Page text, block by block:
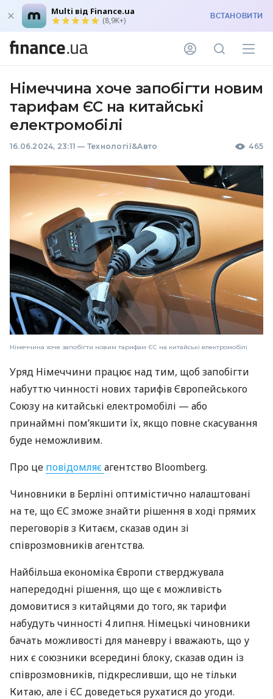
Multi від Finance.ua
(8,9K+) ВСТАНОВИТИ
Німеччина хоче запобігти новим
тарифам ЄС на китайські
електромобілі
16.06.2024, 23:11 — Технології&Авто 465
Німеччина хоче запобігти новим тарифам ЄС на китайські електромобілі
Уряд Німеччини працює над тим, щоб запобігти
набуттю чинності нових тарифів Європейського
Союзу на китайські електромобілі — або
принаймні пом’якшити їх, якщо повне скасування
буде неможливим.
Про це повідомляєагентство Bloomberg.
Чиновники в Берліні оптимістично налаштовані
на те, що ЄС зможе знайти рішення в ході прямих
переговорів з Китаєм, сказав один зі
співрозмовників агентства.
Найбільша економіка Європи стверджувала
напередодні рішення, що ще є можливість
домовитися з китайцями до того, як тарифи
набудуть чинності 4 липня. Німецькі чиновники
бачать можливості для маневру і вважають, що у
них є союзники всередині блоку, сказав один із
співрозмовників, підкресливши, що не тільки
Китаю, але і ЄС доведеться рухатися до угоди.